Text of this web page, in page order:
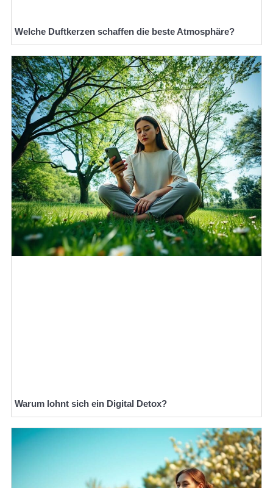
Welche Duftkerzen schaffen die beste Atmosphäre?
Warum lohnt sich ein Digital Detox?